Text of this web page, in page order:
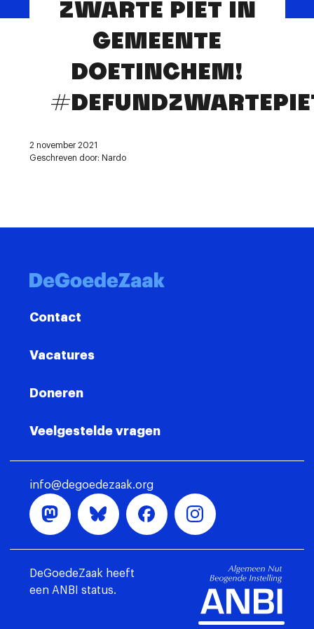
ContactZWARTE PIET IN
GEMEENTE
DOETINCHEM!
2 november 2021
Geschreven door: Nardo
Contact
Vacatures
Doneren
Veelgestelde vragen
info@degoedezaak.org
DeGoedeZaak heeft
een ANBI status.